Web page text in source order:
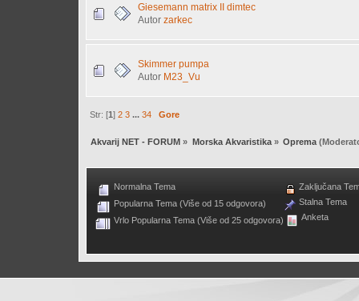
Giesemann matrix II dimtec
Autor zarkec
Skimmer pumpa
Autor M23_Vu
Str: [1]2 3 ...34 Gore
Akvarij NET - FORUM » Morska Akvaristika» Oprema
Normalna Tema
Popularna Tema (Više od 15 odgovora)
Vrlo Popularna Tema (Više od 25 odgovora)
Zaključana
Stalna Tema
Anketa